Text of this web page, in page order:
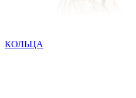
КОЛЬЦА